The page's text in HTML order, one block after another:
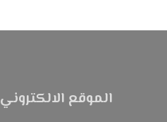
الموقع الالكتروني